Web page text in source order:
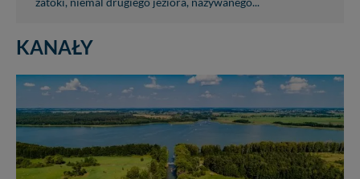
KANAŁY
nowo...